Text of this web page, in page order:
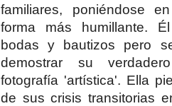
familiares, poniéndose
forma más humillante.
bodas y bautizos pero
demostrar su
fotografía 'artística'. Ella
de sus crisis transitorias